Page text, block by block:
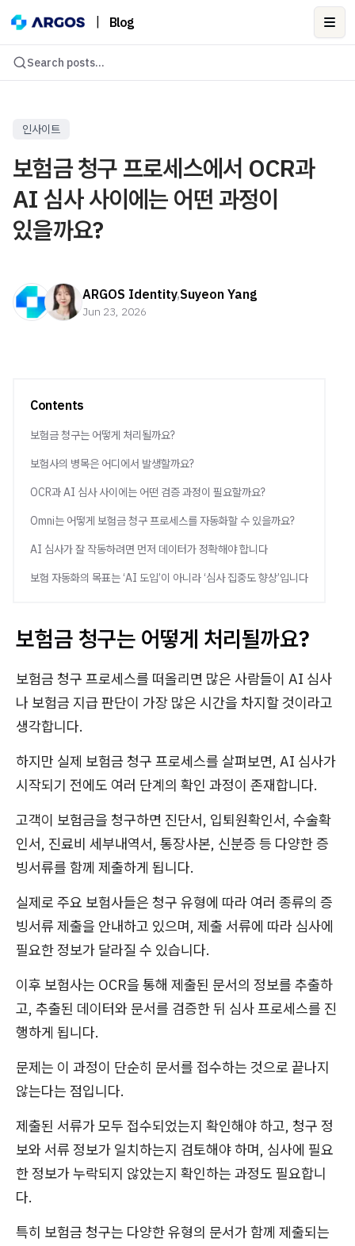
Blog
Search posts...
인사이트
보험금 청구 프로세스에서 OCR과
AI 심사 사이에는 어떤 과정이
있을까요?
ARGOS Identity,Suyeon Yang
Jun 23, 2026
Contents
보험금 청구는 어떻게 처리될까요?
보험사의 병목은 어디에서 발생할까요?
OCR과 AI 심사 사이에는 어떤 검증 과정이 필요할까요?
Omni는 어떻게 보험금 청구 프로세스를 자동화할 수 있을까요?
AI 심사가 잘 작동하려면 먼저 데이터가 정확해야 합니다
보험 자동화의 목표는 ‘AI 도입’이 아니라 ‘심사 집중도 향상’입니다
보험금 청구는 어떻게 처리될까요?
보험금 청구 프로세스를 떠올리면 많은 사람들이 AI 심사
나 보험금 지급 판단이 가장 많은 시간을 차지할 것이라고
생각합니다.
하지만 실제 보험금 청구 프로세스를 살펴보면, AI 심사가
시작되기 전에도 여러 단계의 확인 과정이 존재합니다.
고객이 보험금을 청구하면 진단서, 입퇴원확인서, 수술확
인서, 진료비 세부내역서, 통장사본, 신분증 등 다양한 증
빙서류를 함께 제출하게 됩니다.
실제로 주요 보험사들은 청구 유형에 따라 여러 종류의 증
빙서류 제출을 안내하고 있으며, 제출 서류에 따라 심사에
필요한 정보가 달라질 수 있습니다.
이후 보험사는 OCR을 통해 제출된 문서의 정보를 추출하
고, 추출된 데이터와 문서를 검증한 뒤 심사 프로세스를 진
행하게 됩니다.
문제는 이 과정이 단순히 문서를 접수하는 것으로 끝나지
않는다는 점입니다.
제출된 서류가 모두 접수되었는지 확인해야 하고, 청구 정
보와 서류 정보가 일치하는지 검토해야 하며, 심사에 필요
한 정보가 누락되지 않았는지 확인하는 과정도 필요합니
다.
특히 보험금 청구는 다양한 유형의 문서가 함께 제출되는